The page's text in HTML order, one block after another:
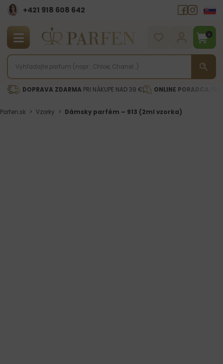
+421 918 608 642‬
0
DOPRAVA ZDARMA PRI NÁKUPE NAD 39 € ONLINE PORADCA
Parfen.sk > Vzorky > Dámsky parfém – 913 (2ml vzorka)